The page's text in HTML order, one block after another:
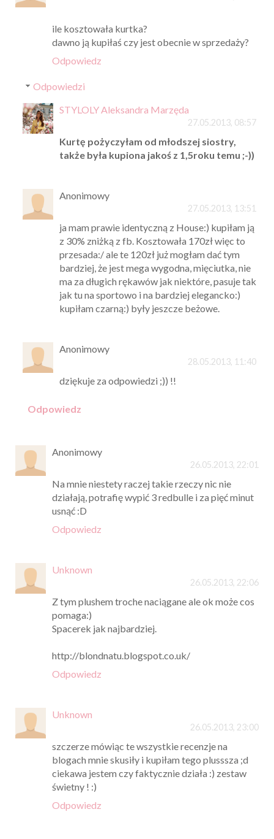
ile kosztowała kurtka?
dawno ją kupiłaś czy jest obecnie w sprzedaży?
Odpowiedz
Odpowiedzi
STYLOLY Aleksandra Marzęda
27.05.2013, 08:57
Kurtę pożyczyłam od młodszej siostry,
także była kupiona jakoś z 1,5roku temu ;-))
Anonimowy
27.05.2013, 13:51
ja mam prawie identyczną z House:) kupiłam ją
z 30% zniżką z fb. Kosztowała 170zł więc to
przesada:/ ale te 120zł już mogłam dać tym
bardziej, że jest mega wygodna, mięciutka, nie
ma za długich rękawów jak niektóre, pasuje tak
jak tu na sportowo i na bardziej elegancko:)
kupiłam czarną:) były jeszcze beżowe.
Anonimowy
28.05.2013, 11:40
dziękuje za odpowiedzi ;)) !!
Odpowiedz
Anonimowy
26.05.2013, 22:01
Na mnie niestety raczej takie rzeczy nic nie
działają, potrafię wypić 3 redbulle i za pięć minut
usnąć :D
Odpowiedz
Unknown
26.05.2013, 22:06
Z tym plushem troche naciągane ale ok może cos
pomaga:)
Spacerek jak najbardziej.
http://blondnatu.blogspot.co.uk/
Odpowiedz
Unknown
26.05.2013, 23:00
szczerze mówiąc te wszystkie recenzje na
blogach mnie skusiły i kupiłam tego plusssza ;d
ciekawa jestem czy faktycznie działa :) zestaw
świetny ! :)
Odpowiedz